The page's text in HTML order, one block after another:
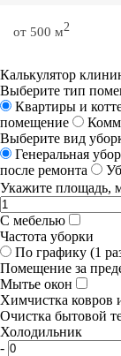
от 500 м2
Калькулятор
Выберите тип
Квартиры и
помещение
Выберите вид
Генеральная
после ремонта
Укажите площадь,
С мебелью
Частота уборки
По графику (1
Помещение за
Мытье окон
Химчистка ковров
Очистка бытовой
Холодильник
-